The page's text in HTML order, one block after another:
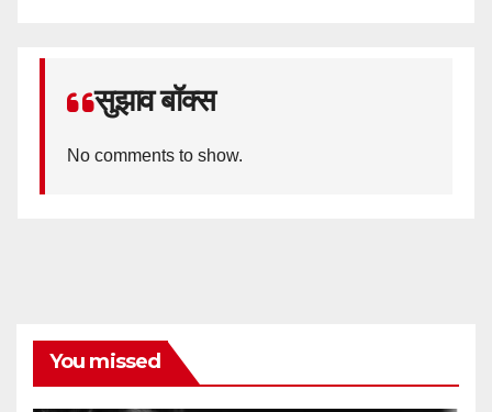
सुझाव बॉक्स
No comments to show.
You missed